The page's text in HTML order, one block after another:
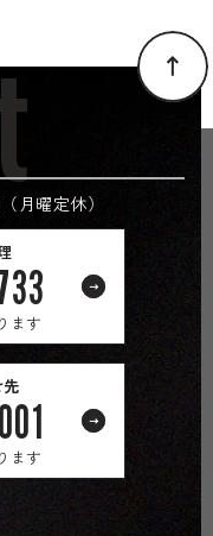
月曜定休）
ます
ます